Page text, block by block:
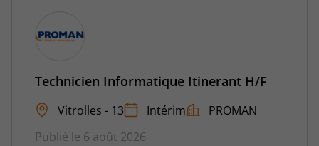
Technicien Informatique Itinerant H/F
Vitrolles - 13 Intérim
PROMAN
Publié le 6 août 2026